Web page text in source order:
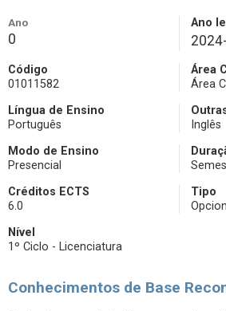
Ano
0
Ano
Código
01011582
Área
Área
Língua de Ensino
Português
Inglês
Modo de Ensino
Presencial
Créditos ECTS
6.0
Tipo
Nível
1º Ciclo - Licenciatura
Conhecimentos de Base